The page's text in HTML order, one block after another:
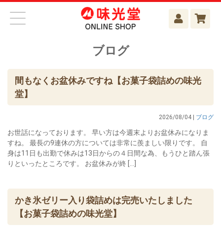
ブログ
間もなくお盆休みですね【お菓子袋詰めの味光
堂】
2026/08/04 | ブログ
お世話になっております。 早い方は今週末よりお盆休みになりま
すね。 最長の9連休の方については非常に羨ましい限りです。 自
身は11日も出勤で休みは13日からの４日間な為、もうひと踏ん張
りといったところです。 お盆休みが終 […]
かき氷ゼリー入り袋詰めは完売いたしました
【お菓子袋詰めの味光堂】